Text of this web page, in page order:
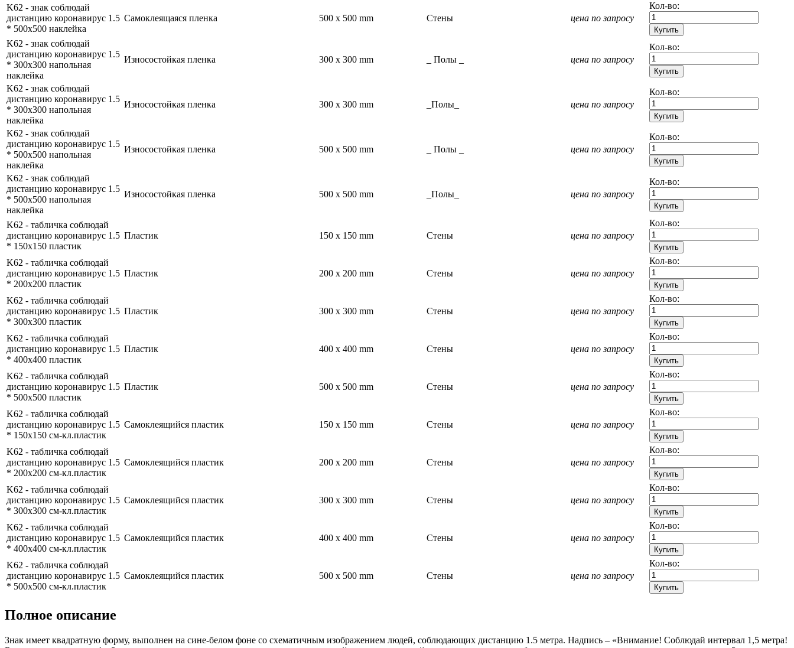
K62 - знак соблюдай
дистанцию коронавирус 1.5
* 500x500 наклейка
Самоклеящаяся пленка 500 x 500 mm Стены цена по запросу
Кол-во:
K62 - знак соблюдай
дистанцию коронавирус 1.5
* 300x300 напольная
наклейка
Износостойкая пленка 300 x 300 mm _ Полы _ цена по запросу
Кол-во:
K62 - знак соблюдай
дистанцию коронавирус 1.5
* 300x300 напольная
наклейка
Износостойкая пленка 300 x 300 mm _Полы_ цена по запросу
Кол-во:
K62 - знак соблюдай
дистанцию коронавирус 1.5
* 500x500 напольная
наклейка
Износостойкая пленка 500 x 500 mm _ Полы _ цена по запросу
Кол-во:
K62 - знак соблюдай
дистанцию коронавирус 1.5
* 500x500 напольная
наклейка
Износостойкая пленка 500 x 500 mm _Полы_ цена по запросу
Кол-во:
K62 - табличка соблюдай
дистанцию коронавирус 1.5
* 150x150 пластик
Пластик 150 x 150 mm Стены цена по запросу
Кол-во:
K62 - табличка соблюдай
дистанцию коронавирус 1.5
* 200x200 пластик
Пластик 200 x 200 mm Стены цена по запросу
Кол-во:
K62 - табличка соблюдай
дистанцию коронавирус 1.5
* 300x300 пластик
Пластик 300 x 300 mm Стены цена по запросу
Кол-во:
K62 - табличка соблюдай
дистанцию коронавирус 1.5
* 400x400 пластик
Пластик 400 x 400 mm Стены цена по запросу
Кол-во:
K62 - табличка соблюдай
дистанцию коронавирус 1.5
* 500x500 пластик
Пластик 500 x 500 mm Стены цена по запросу
Кол-во:
K62 - табличка соблюдай
дистанцию коронавирус 1.5
* 150x150 см-кл.пластик
Самоклеящийся пластик 150 x 150 mm Стены цена по запросу
Кол-во:
K62 - табличка соблюдай
дистанцию коронавирус 1.5
* 200x200 см-кл.пластик
Самоклеящийся пластик 200 x 200 mm Стены цена по запросу
Кол-во:
K62 - табличка соблюдай
дистанцию коронавирус 1.5
* 300x300 см-кл.пластик
Самоклеящийся пластик 300 x 300 mm Стены цена по запросу
Кол-во:
K62 - табличка соблюдай
дистанцию коронавирус 1.5
* 400x400 см-кл.пластик
Самоклеящийся пластик 400 x 400 mm Стены цена по запросу
Кол-во:
K62 - табличка соблюдай
дистанцию коронавирус 1.5
* 500x500 см-кл.пластик
Самоклеящийся пластик 500 x 500 mm Стены цена по запросу
Кол-во:
Полное описание
Знак имеет квадратную форму, выполнен на сине-белом фоне со схематичным изображением людей, соблюдающих дистанцию 1.5 метра. Надпись – «Внимание! Соблюдай интервал 1,5 метра!